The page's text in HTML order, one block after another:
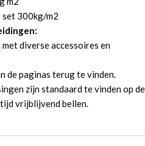
300kg/m2
diverse accessoires en
de paginas terug te vinden.
zijn standaard te vinden op de
vrijblijvend bellen.